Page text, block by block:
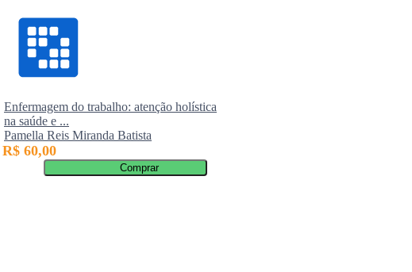
Enfermagem do trabalho: atenção holística
na saúde e ...
Pamella Reis Miranda Batista
R$ 60,00
Comprar